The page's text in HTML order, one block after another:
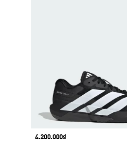
Price
4.200.000₫